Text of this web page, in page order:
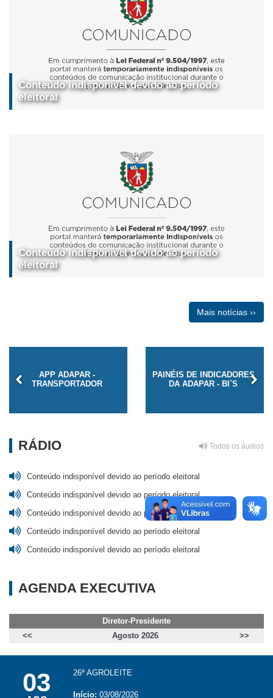
Conteúdo indisponível devido ao período
eleitoral
Conteúdo indisponível devido ao período
eleitoral
Mais notícias ››
APP ADAPAR -
TRANSPORTADOR
PAINÉIS DE INDICADORES
DA ADAPAR - BI`S
RÁDIO Todos os áudios
Conteúdo indisponível devido ao período eleitoral
Conteúdo indisponível devido ao período eleitoral
Conteúdo indisponível devido ao período eleitoral
Conteúdo indisponível devido ao período eleitoral
Conteúdo indisponível devido ao período eleitoral
AGENDA EXECUTIVA
Diretor-Presidente
<<
Agosto 2026 >>
03 26ª AGROLEITE
Início: 03/08/2026